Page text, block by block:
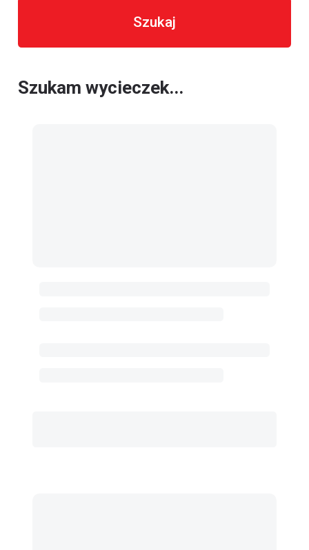
Szukaj
Szukam wycieczek...